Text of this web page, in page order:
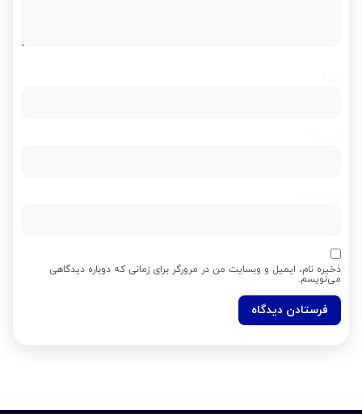
ذخیره نام، ایمیل و وبسایت من در مرورگر برای زمانی که دوباره دیدگاهی
می‌نویسم.